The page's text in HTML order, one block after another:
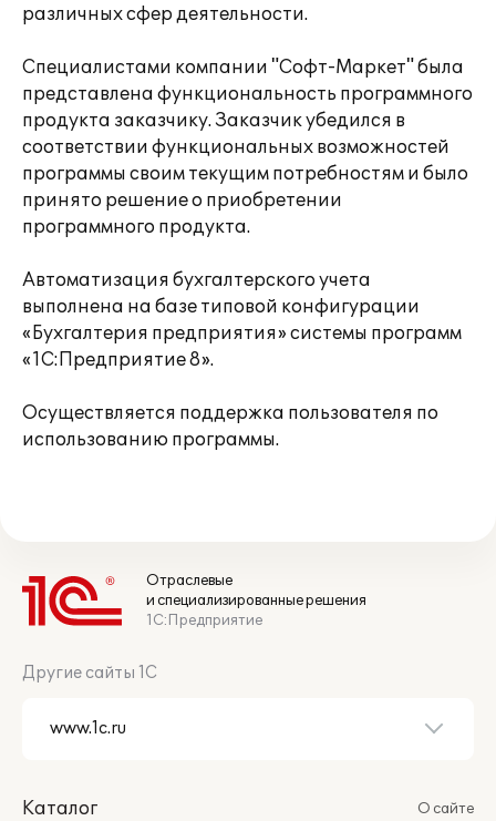
различных сфер деятельности.
Специалистами компании "Софт-Маркет" была
представлена функциональность программного
продукта заказчику. Заказчик убедился в
соответствии функциональных возможностей
программы своим текущим потребностям и было
принято решение о приобретении
программного продукта.
Автоматизация бухгалтерского учета
выполнена на базе типовой конфигурации
«Бухгалтерия предприятия» системы программ
«1С:Предприятие 8».
Осуществляется поддержка пользователя по
использованию программы.
Отраслевые
и специализированные решения
1С:Предприятие
Другие сайты 1С
Каталог
О сайте